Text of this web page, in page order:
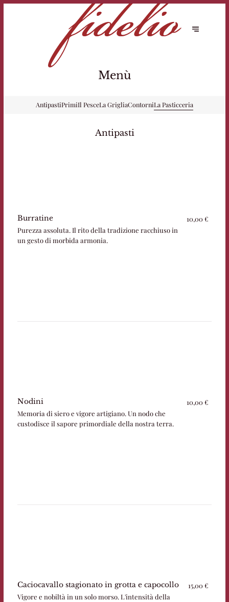
Menù
AntipastiPrimiIl PesceLa GrigliaContorniLa Pasticceria
Antipasti
Burratine
Purezza assoluta. Il rito della tradizione racchiuso in
un gesto di morbida armonia.
10,00 €
Nodini
Memoria di siero e vigore artigiano. Un nodo che
custodisce il sapore primordiale della nostra terra.
10,00 €
Caciocavallo stagionato in grotta e capocollo
Vigore e nobiltà in un solo morso. L'intensità della
15,00 €